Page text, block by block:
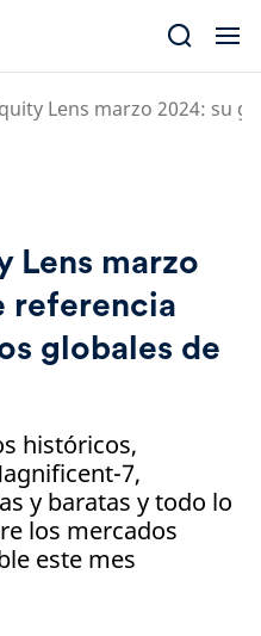
Lens marzo 2024: su
Lens marzo
referencia
globales de
históricos,
7,
y baratas y todo lo
los mercados
este mes